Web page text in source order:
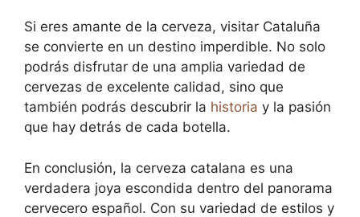
Si eres amante de la cerveza, visitar Cataluña
se convierte en un destino imperdible. No solo
podrás disfrutar de una amplia variedad de
cervezas de excelente calidad, sino que
también podrás descubrir la historia y la pasión
que hay detrás de cada botella.
En conclusión, la cerveza catalana es una
verdadera joya escondida dentro del panorama
cervecero español. Con su variedad de estilos y